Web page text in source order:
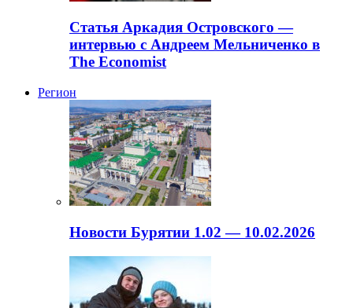
Статья Аркадия Островского —
интервью с Андреем Мельниченко в
The Economist
Регион
Новости Бурятии 1.02 — 10.02.2026